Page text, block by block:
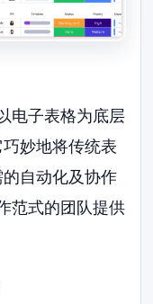
电子表格为底层
妙地将传统表
自动化及协作
范式的团队提供